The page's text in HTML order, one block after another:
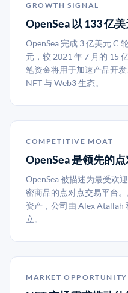
GROWTH SIGNAL
OpenSea 以 133 亿
OpenSea 完成 3 亿美元 C
元，较 2021 年 7 月的 15
笔资金将用于加速产品开
NFT 与 Web3 生态。
COMPETITIVE MOAT
OpenSea 是领先的
OpenSea 被描述为最受欢
密商品的点对点交易平台
资产，公司由 Alex Atallah
立。
MARKET OPPORTUNITY